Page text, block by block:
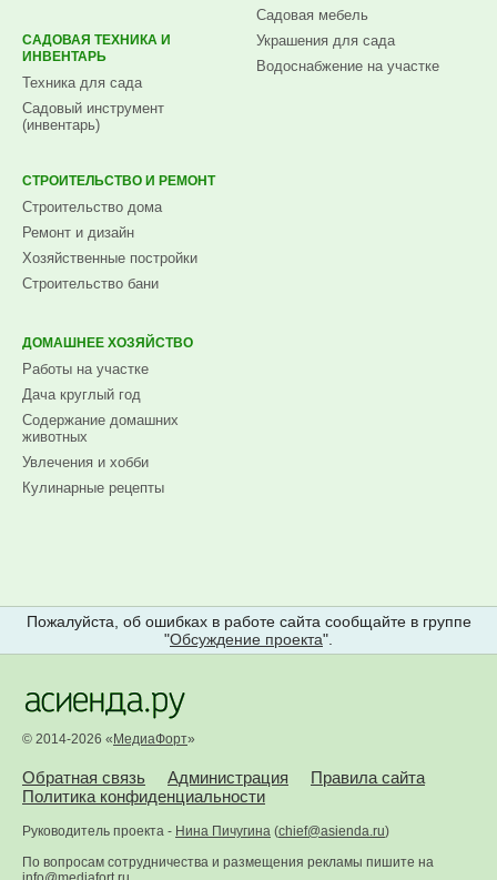
САДОВАЯ ТЕХНИКА И
ИНВЕНТАРЬ
Техника для сада
Садовый инструмент
(инвентарь)
Садовая мебель
Украшения для сада
Водоснабжение на участке
СТРОИТЕЛЬСТВО И РЕМОНТ
Строительство дома
Ремонт и дизайн
Хозяйственные постройки
Строительство бани
ДОМАШНЕЕ ХОЗЯЙСТВО
Работы на участке
Дача круглый год
Содержание домашних
животных
Увлечения и хобби
Кулинарные рецепты
Пожалуйста, об ошибках в работе сайта сообщайте в группе
"Обсуждение проекта".
© 2014-2026 « МедиаФорт»
Обратная связь Администрация
Правила сайта
Политика конфиденциальности
Руководитель проекта - Нина Пичугина (chief@asienda.ru)
По вопросам сотрудничества и размещения рекламы пишите на